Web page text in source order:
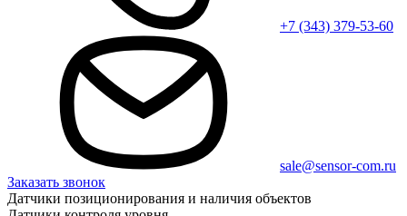
+7 (343) 379-53-60
sale@sensor-com.ru
Заказать звонок
Датчики позиционирования и наличия объектов